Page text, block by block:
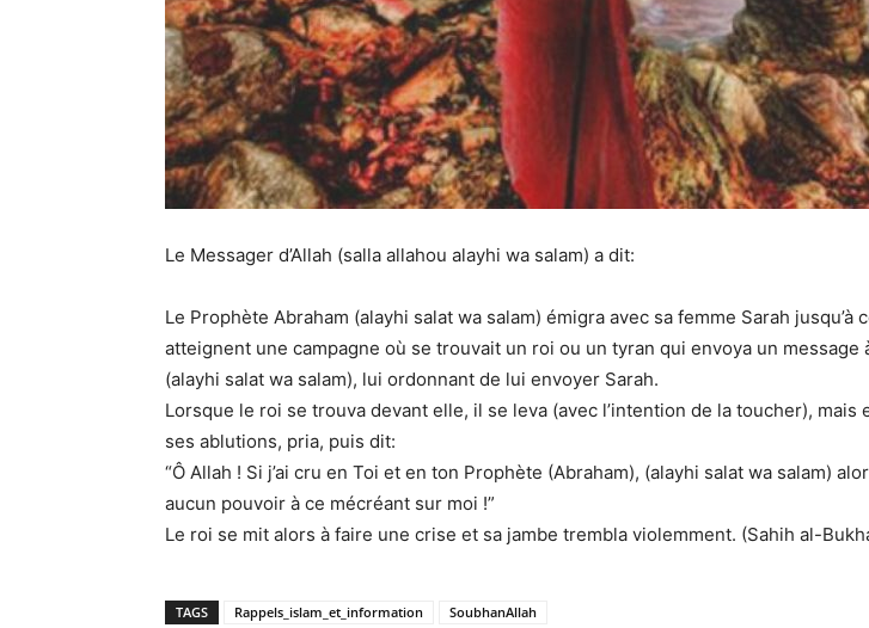
Le Messager d’Allah (salla allahou alayhi wa salam) a dit:
Le Prophète Abraham (alayhi salat wa salam) émigra avec sa femme Sarah jusqu’à
atteignent une campagne où se trouvait un roi ou un tyran qui envoya un message
(alayhi salat wa salam), lui ordonnant de lui envoyer Sarah.
Lorsque le roi se trouva devant elle, il se leva (avec l’intention de la toucher), mais
ses ablutions, pria, puis dit:
“Ô Allah ! Si j’ai cru en Toi et en ton Prophète (Abraham), (alayhi salat wa salam)
aucun pouvoir à ce mécréant sur moi !”
Le roi se mit alors à faire une crise et sa jambe trembla violemment. (Sahih al-
TAGS Rappels_islam_et_information SoubhanAllah